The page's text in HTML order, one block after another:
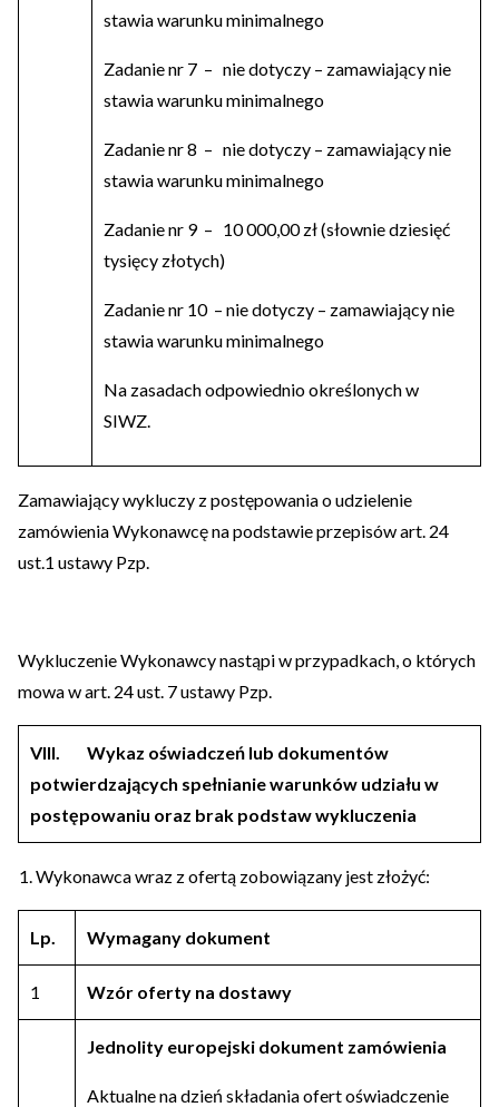
stawia warunku minimalnego
Zadanie nr 7 – nie dotyczy – zamawiający nie
stawia warunku minimalnego
Zadanie nr 8 – nie dotyczy – zamawiający nie
stawia warunku minimalnego
Zadanie nr 9 – 10 000,00 zł (słownie dziesięć
tysięcy złotych)
Zadanie nr 10 – nie dotyczy – zamawiający nie
stawia warunku minimalnego
Na zasadach odpowiednio określonych w
SIWZ.
Zamawiający wykluczy z postępowania o udzielenie
zamówienia Wykonawcę na podstawie przepisów art. 24
ust.1 ustawy Pzp.
Wykluczenie Wykonawcy nastąpi w przypadkach, o których
mowa w art. 24 ust. 7 ustawy Pzp.
VIII. Wykaz oświadczeń lub dokumentów
potwierdzających spełnianie warunków udziału w
postępowaniu oraz brak podstaw wykluczenia
Wykonawca wraz z ofertą zobowiązany jest złożyć:
Lp. Wymagany dokument
1 Wzór oferty na dostawy
Jednolity europejski dokument zamówienia
Aktualne na dzień składania ofert oświadczenie